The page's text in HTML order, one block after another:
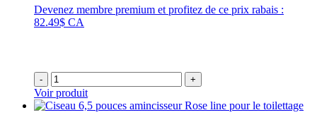
Devenez membre premium et profitez de ce prix rabais :
82.49$ CA
- +
Voir produit